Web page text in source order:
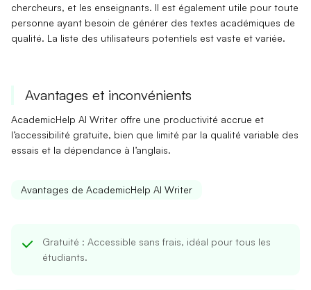
chercheurs, et les enseignants. Il est également utile pour toute
personne ayant besoin de générer des textes académiques de
qualité. La liste des utilisateurs potentiels est vaste et variée.
Avantages et inconvénients
AcademicHelp AI Writer offre une productivité accrue et
l’accessibilité gratuite, bien que limité par la qualité variable des
essais et la dépendance à l’anglais.
Avantages de AcademicHelp AI Writer
Gratuité : Accessible sans frais, idéal pour tous les
étudiants.